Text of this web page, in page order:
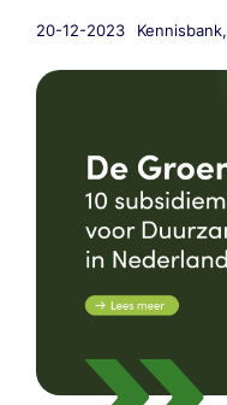
20-12-2023 Kennisbank,